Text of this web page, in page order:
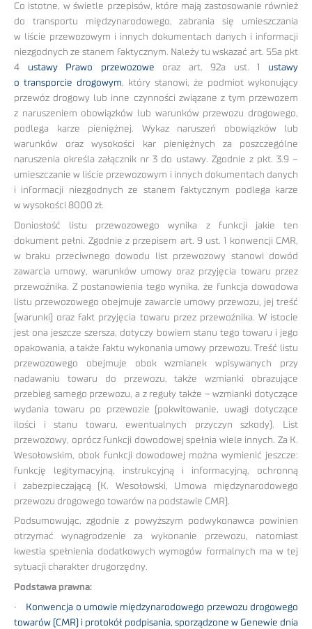
Co istotne, w świetle przepisów, które mają zastosowanie również
do transportu międzynarodowego, zabrania się umieszczania
w liście przewozowym i innych dokumentach danych i informacji
niezgodnych ze stanem faktycznym. Należy tu wskazać art. 55a pkt
4
ustawy Prawo przewozowe oraz art. 92a ust. 1 ustawy
o transporcie drogowym, który stanowi, że podmiot wykonujący
przewóz drogowy lub inne czynności związane z tym przewozem
z naruszeniem obowiązków lub warunków przewozu drogowego,
podlega karze pieniężnej. Wykaz naruszeń obowiązków lub
warunków oraz wysokości kar pieniężnych za poszczególne
naruszenia określa załącznik nr 3 do ustawy. Zgodnie z pkt. 3.9 –
umieszczanie w liście przewozowym i innych dokumentach danych
i informacji niezgodnych ze stanem faktycznym podlega karze
w wysokości 8000 zł.
Doniosłość listu przewozowego wynika z funkcji jakie ten
dokument pełni. Zgodnie z przepisem art. 9 ust. 1 konwencji CMR,
w braku przeciwnego dowodu list przewozowy stanowi dowód
zawarcia umowy, warunków umowy oraz przyjęcia towaru przez
przewoźnika. Z postanowienia tego wynika, że funkcja dowodowa
listu przewozowego obejmuje zawarcie umowy przewozu, jej treść
(warunki) oraz fakt przyjęcia towaru przez przewoźnika. W istocie
jest ona jeszcze szersza, dotyczy bowiem stanu tego towaru i jego
opakowania, a także faktu wykonania umowy przewozu. Treść listu
przewozowego obejmuje obok wzmianek wpisywanych przy
nadawaniu towaru do przewozu, także wzmianki obrazujące
przebieg samego przewozu, a z reguły także – wzmianki dotyczące
wydania towaru po przewozie (pokwitowanie, uwagi dotyczące
ilości i stanu towaru, ewentualnych przyczyn szkody). List
przewozowy, oprócz funkcji dowodowej spełnia wiele innych. Za K.
Wesołowskim, obok funkcji dowodowej można wymienić jeszcze:
funkcję legitymacyjną, instrukcyjną i informacyjną, ochronną
i zabezpieczającą (K. Wesołowski, Umowa międzynarodowego
przewozu drogowego towarów na podstawie CMR).
Podsumowując, zgodnie z powyższym podwykonawca powinien
otrzymać wynagrodzenie za wykonanie przewozu, natomiast
kwestia spełnienia dodatkowych wymogów formalnych ma w tej
sytuacji charakter drugorzędny.
Podstawa prawna:
•
Konwencja o umowie międzynarodowego przewozu drogowego
towarów (CMR) i protokół podpisania, sporządzone w Genewie dnia